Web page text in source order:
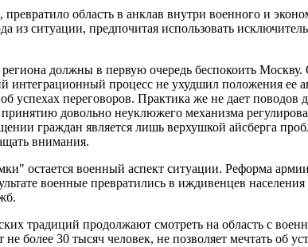
область в анклав внутри военного и
из ситуации, предпочитая использовать
региона должны в первую очередь беспокоить
интеграционный процесс не ухудшил положения ее
успехах переговоров. Практика же не дает
довольно неуклюжего механизма
граждан является лишь верхушкой айсберга
внимания.
остается военный аспект ситуации. Реформа
военные превратились в иждивенцев
традиций продолжают смотреть на область с
более 30 тысяч человек, не позволяет мечтать об